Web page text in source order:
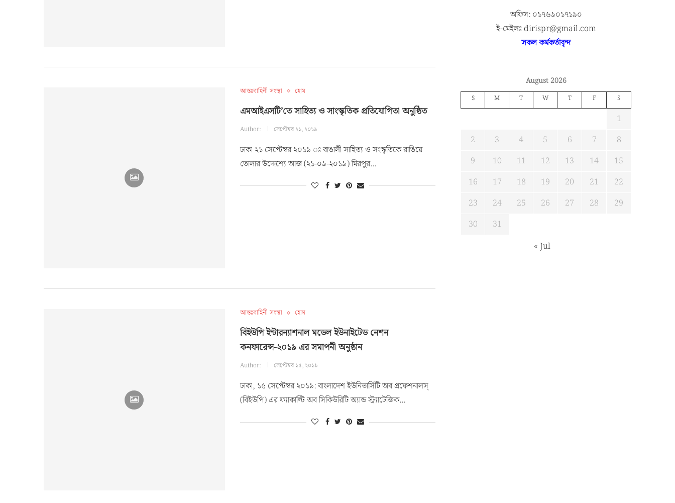
আন্তঃবাহিনী সংস্থা হোম
এমআইএসটি’তে সাহিত্য ও সাংস্কৃতিক প্রতিযোগিতা অনুষ্ঠিত
Author: সেপ্টেম্বর ২১, ২০১৯
ঢাকা ২১ সেপ্টেম্বর ২০১৯ ঃ বাঙালী সাহিত্য ও সংস্কৃতিকে রাঙিয়ে
তোলার উদ্দেশ্যে আজ (২১-০৯-২০১৯) মিরপুর…
আন্তঃবাহিনী সংস্থা হোম
বিইউপি ইন্টারন্যাশনাল মডেল ইউনাইটেড নেশন
কনফারেন্স-২০১৯ এর সমাপনী অনুষ্ঠান
Author: সেপ্টেম্বর ১৫, ২০১৯
ঢাকা, ১৫ সেপ্টেম্বর ২০১৯: বাংলাদেশ ইউনিভার্সিটি অব প্রফেশনালস্
(বিইউপি) এর ফ্যাকাল্টি অব সিকিউরিটি অ্যান্ড স্ট্র্যাটেজিক…
অফিস: ০১৭৬৯০১৭১৯০
ই-মেইলঃ dirispr@gmail.com
সকল কর্মকর্তাবৃন্দ
August 2026
S M T W T F S
1
2
3 4 5 6 7
8
9
10 11 12 13 14
15
16
17 18 19 20 21
22
23
24 25 26 27 28
29
30
31
« Jul